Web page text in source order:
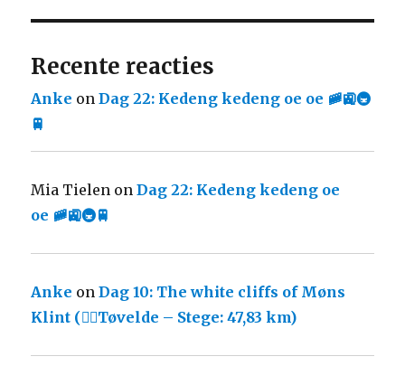
Recente reacties
Anke onDag 22: Kedeng kedeng oe oe 🚞🚉🚇
🚆
Mia Tielen onDag 22: Kedeng kedeng oe
oe 🚞🚉🚇🚆
Anke onDag 10: The white cliffs of Møns
Klint (🚴‍♀️Tøvelde – Stege: 47,83 km)